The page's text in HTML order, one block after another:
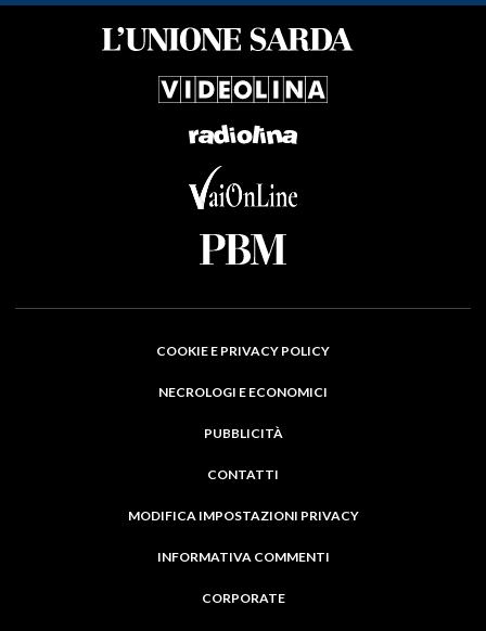
COOKIE E PRIVACY POLICY
NECROLOGI E ECONOMICI
PUBBLICITÀ
CONTATTI
MODIFICA IMPOSTAZIONI PRIVACY
INFORMATIVA COMMENTI
CORPORATE